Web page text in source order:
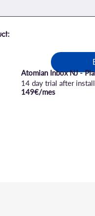
14 day trial after
Atomian Inbox NJ -
149€/mes